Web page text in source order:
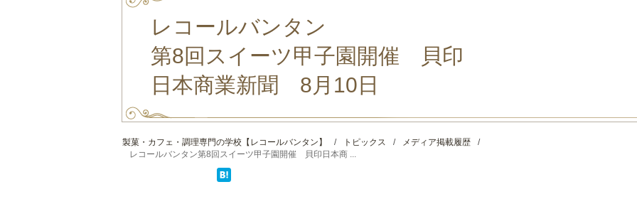
レコールバンタン
第8回スイーツ甲子園開催 貝印
日本商業新聞 8月10日
製菓・カフェ・調理専門の学校【レコールバンタン】 / トピックス / メディア掲載履歴
/
レコールバンタン第8回スイーツ甲子園開催 貝印日本商 ...